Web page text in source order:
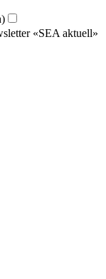
«SEA aktuell»